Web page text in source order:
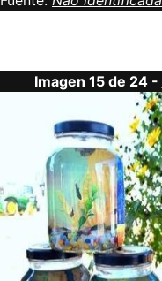
Imagen 15 de 24 -